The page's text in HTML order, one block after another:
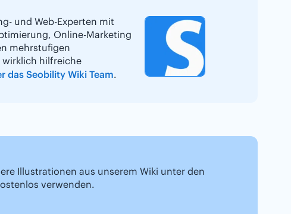
und Web-Experten mit
Online-Marketing
mehrstufigen
wirklich hilfreiche
das Seobility Wiki Team.
Illustrationen aus unserem Wiki unter den
verwenden.